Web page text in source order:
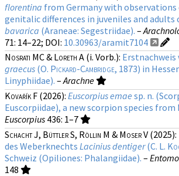
florentina from Germany with observations
genitalic differences in juveniles and adults
bavarica (Araneae: Segestriidae). –
71: 14–22; DOI: 10.30963/aramit7104
Nosrati MC & Loreth A (i. Vorb.): Erstnachweis
graecus (O. Pickard-Cambridge, 1873) in
Linyphiidae). –Arachne
Kovařík F (2026): Euscorpius emae sp. n.
Euscorpiidae), a new scorpion species
Euscorpius 436: 1–7
Schacht J, Büttler S, Röllin M & Moser V (2025):
des Weberknechts Lacinius dentiger(C. L.
Schweiz (Opiliones: Phalangiidae). –
148